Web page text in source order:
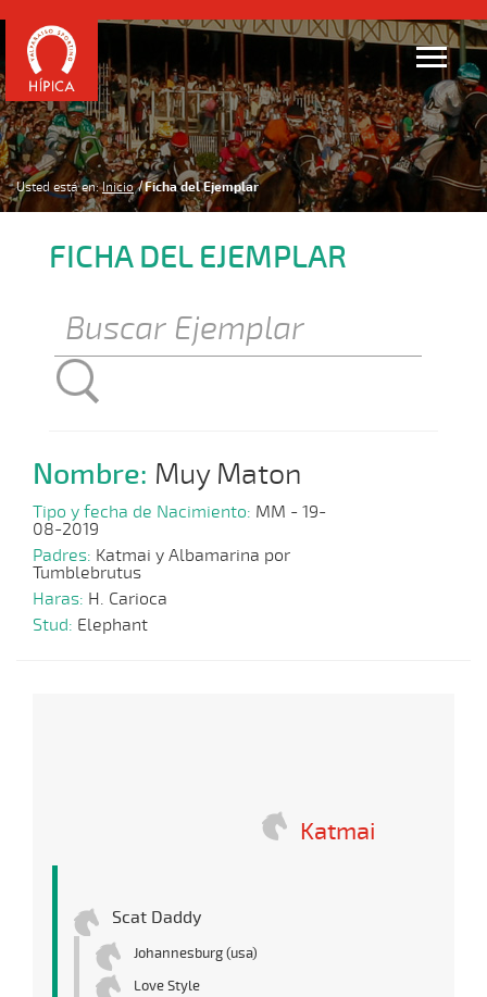
Usted está en: Inicio Ficha del Ejemplar
FICHA DEL EJEMPLAR
Nombre: Muy Maton
Tipo y fecha de Nacimiento: MM - 19-
08-2019
Padres: Katmai y Albamarina por
Tumblebrutus
Haras: H. Carioca
Stud: Elephant
Katmai
Scat Daddy
Johannesburg (usa)
Love Style